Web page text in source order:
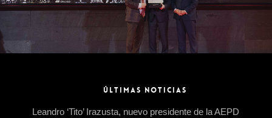
ÚLTIMAS NOTICIAS
Leandro ‘Tito’ Irazusta, nuevo presidente de la AEPD